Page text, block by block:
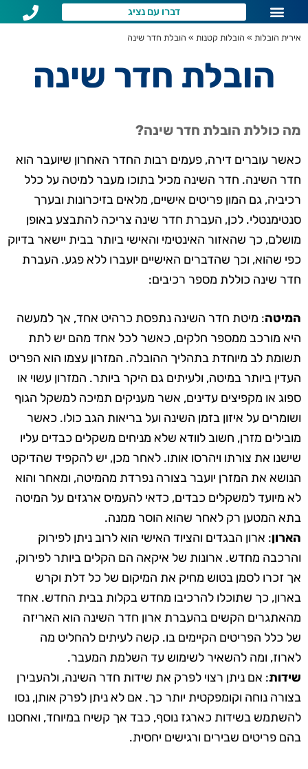
דברו עם נציג
אירית הובלות » הובלות קטנות » הובלת חדר שינה
הובלת חדר שינה
מה כוללת הובלת חדר שינה?
כאשר עוברים דירה, פעמים רבות החדר האחרון שיועבר הוא
חדר השינה. חדר השינה מכיל בתוכו מעבר למיטה על כלל
רכיביה, גם המון פריטים אישיים, מלאים בזיכרונות ובערך
סנטימנטלי. לכן, העברת חדר שינה צריכה להתבצע באופן
מושלם, כך שהאזור האינטימי והאישי ביותר בבית יישאר בדיוק
כפי שהוא, וכך שהדברים האישיים יועברו ללא פגע. העברת
חדר שינה כוללת מספר רכיבים:
המיטה: מיטת חדר השינה נתפסת כרהיט אחד, אך למעשה
היא מורכב ממספר חלקים, כאשר לכל אחד מהם יש לתת
תשומת לב מיוחדת בתהליך ההובלה. המזרון עצמו הוא הפריט
העדין ביותר במיטה, ולעיתים גם היקר ביותר. המזרון עשוי או
ספוג או מקפיצים עדינים, אשר מעניקים תמיכה למשקל הגוף
ושומרים על איזון בזמן השינה ועל בריאות הגב כולו. כאשר
מובילים מזרן, חשוב לוודא שלא מניחים משקלים כבדים עליו
שישנו את צורתו ויהרסו אותו. לאחר מכן, יש להקפיד שהדיקט
הנושא את המזרן יועבר בצורה נפרדת מהמיטה, ומאחר והוא
לא מיועד למשקלים כבדים, כדאי להעמיס ארגזים על המיטה
בתא המטען רק לאחר שהוא הוסר ממנה.
הארון: ארון הבגדים והציוד האישי הוא לרוב ניתן לפירוק
והרכבה מחדש. ארונות של איקאה הם הקלים ביותר לפירוק,
אך זכרו לסמן בטוש מחיק את המיקום של כל דלת וקרש
בארון, כך שתוכלו להרכיבו מחדש בקלות בבית החדש. אחד
מהאתגרים הקשים בהעברת ארון חדר השינה הוא האריזה
של כלל הפריטים הקיימים בו. קשה לעיתים להחליט מה
לארוז, ומה להשאיר לשימוש עד השלמת המעבר.
שידות: אם ניתן רצוי לפרק את שידות חדר השינה, ולהעבירן
בצורה נוחה וקומפקטית יותר כך. אם לא ניתן לפרק אותן, נסו
להשתמש בשידות כארגז נוסף, כבד אך קשיח במיוחד, ואחסנו
בהם פריטים שבירים ורגישים יחסית.